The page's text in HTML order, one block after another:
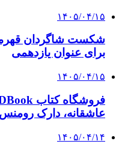
۱۴۰۵/۰۴/۱۵
شکست شاگردان
برای عنوان یازدهمی
۱۴۰۵/۰۴/۱۵
عاشقانه، دارک
۱۴۰۵/۰۴/۱۴